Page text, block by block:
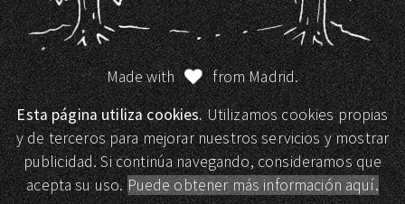
Made with
from Madrid.
Esta página utiliza cookies.Utilizamos cookies propias
y de terceros para mejorar nuestros servicios y mostrar
publicidad. Si continúa navegando, consideramos que
acepta su uso.Puede obtener más información aquí.